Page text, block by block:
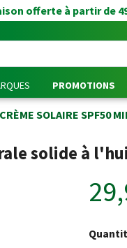
offerte à partir de
PROMOTIONS
CRÈME SOLAIRE SPF50
solide à